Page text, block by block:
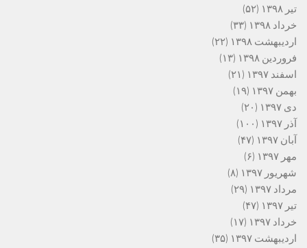
تیر ۱۳۹۸
(۵۲)
خرداد ۱۳۹۸
(۳۳)
اردیبهشت ۱۳۹۸
(۲۲)
فروردین ۱۳۹۸
(۱۳)
اسفند ۱۳۹۷
(۲۱)
بهمن ۱۳۹۷
(۱۹)
دی ۱۳۹۷
(۲۰)
آذر ۱۳۹۷
(۱۰۰)
آبان ۱۳۹۷
(۴۷)
مهر ۱۳۹۷
(۶)
شهریور ۱۳۹۷
(۸)
مرداد ۱۳۹۷
(۲۹)
تیر ۱۳۹۷
(۴۷)
خرداد ۱۳۹۷
(۱۷)
اردیبهشت ۱۳۹۷
(۳۵)